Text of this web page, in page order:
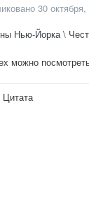
30 октября,
Нью-Йорка \
можно
Цитата